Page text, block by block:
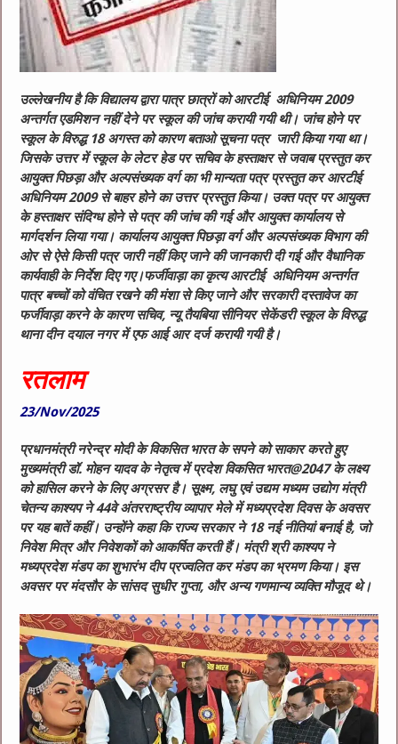
उल्लेखनीय है कि विद्यालय द्वारा पात्र छात्रों को आरटीई अधिनियम 2009
अन्तर्गत एडमिशन नहीं देने पर स्कूल की जांच करायी गयी थी। जांच होने पर
स्कूल के विरुद्ध 18 अगस्त को कारण बताओ सूचना पत्र जारी किया गया था।
जिसके उत्तर में स्कूल के लेटर हेड पर सचिव के हस्‍ताक्षर से जवाब प्रस्तुत कर
आयुक्त पिछड़ा और अल्पसंख्यक वर्ग का भी मान्यता पत्र प्रस्तुत कर आरटीई
अधिनियम 2009 से बाहर होने का उत्तर प्रस्तुत किया। उक्त पत्र पर आयुक्त
के हस्ताक्षर संदिग्ध होने से पत्र की जांच की गई और आयुक्त कार्यालय से
मार्गदर्शन लिया गया। कार्यालय आयुक्त पिछड़ा वर्ग और अल्पसंख्यक विभाग की
ओर से ऐसे किसी पत्र जारी नहीं किए जाने की जानकारी दी गई और वैधानिक
कार्यवाही के निर्देश दिए गए।फर्जीवाड़ा का कृत्य आरटीई अधिनियम अन्तर्गत
पात्र बच्चों को वंचित रखने की मंशा से किए जाने और सरकारी दस्तावेज का
फर्जीवाड़ा करने के कारण सचिव, न्यू तैयबिया सीनियर सेकेंडरी स्कूल के विरुद्ध
थाना दीन दयाल नगर में एफ आई आर दर्ज करायी गयी है।
रतलाम
23/Nov/2025
प्रधानमंत्री नरेन्द्र मोदी के विकसित भारत के सपने को साकार करते हुए
मुख्यमंत्री डॉ. मोहन यादव के नेतृत्व में प्रदेश विकसित भारत@2047 के लक्ष्य
को हासिल करने के लिए अग्रसर है। सूक्ष्म, लघु एवं उद्यम मध्यम उद्योग मंत्री
चेतन्य काश्यप ने 44वे अंतरराष्ट्रीय व्यापार मेले में मध्यप्रदेश दिवस के अवसर
पर यह बातें कहीं। उन्होंने कहा कि राज्य सरकार ने 18 नई नीतियां बनाई है, जो
निवेश मित्र और निवेशकों को आकर्षित करती हैं। मंत्री श्री काश्यप ने
मध्यप्रदेश मंडप का शुभारंभ दीप प्रज्वलित कर मंडप का भ्रमण किया। इस
अवसर पर मंदसौर के सांसद सुधीर गुप्ता, और अन्य गणमान्य व्यक्ति मौजूद थे।